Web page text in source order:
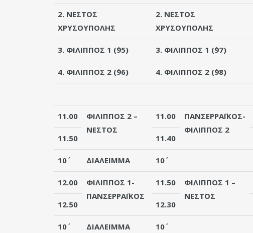
2. ΝΕΣΤΟΣ
ΧΡΥΣΟΥΠΟΛΗΣ
2. ΝΕΣΤΟΣ
ΧΡΥΣΟΥΠΟΛΗΣ
3. ΦΙΛΙΠΠΟΣ 1 (΄95) 3. ΦΙΛΙΠΠΟΣ 1 (΄97)
4. ΦΙΛΙΠΠΟΣ 2 (΄96) 4. ΦΙΛΙΠΠΟΣ 2 (΄98)
11.00 ΦΙΛΙΠΠΟΣ 2 –
ΝΕΣΤΟΣ
11.00 ΠΑΝΣΕΡΡΑΪΚΟΣ-
ΦΙΛΙΠΠΟΣ 2
11.50
11.40
10΄ ΔΙΑΛΕΙΜΜΑ 10΄
12.00 ΦΙΛΙΠΠΟΣ 1-
ΠΑΝΣΕΡΡΑΪΚΟΣ
11.50 ΦΙΛΙΠΠΟΣ 1 –
ΝΕΣΤΟΣ
12.50
12.30
10΄ ΔΙΑΛΕΙΜΜΑ 10΄